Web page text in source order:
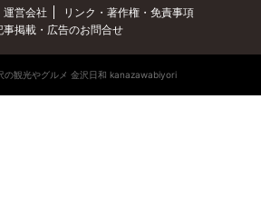
運営会社
リンク・著作権・免責事項
事掲載・広告のお問合せ
の観光やグルメ 金沢日和 kanazawabiyori